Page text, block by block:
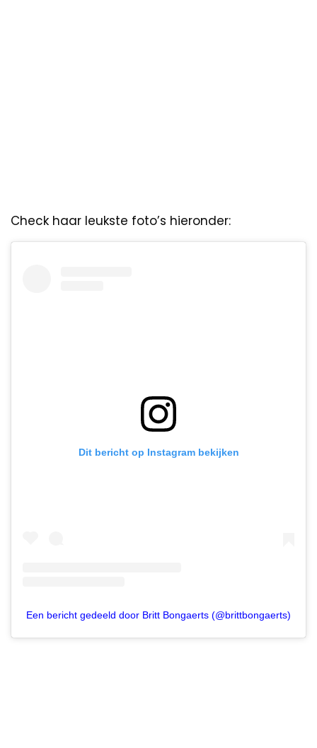
Check haar leukste foto’s hieronder:
Dit bericht op Instagram bekijken
Een bericht gedeeld door Britt Bongaerts (@brittbongaerts)